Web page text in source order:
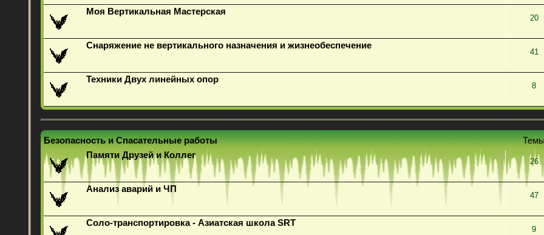
Моя Вертикальная Мастерская
20
Снаряжение не вертикального назначения и жизнеобеспечение
41
Техники Двух линейных опор
8
Безопасность и Спасательные работы
Памяти Друзей и Коллег
26
Анализ аварий и ЧП
47
Соло-транспортировка - Азиатская школа SRT
9